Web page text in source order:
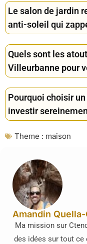
Le salon de jardin
anti-soleil qui
Quels sont les
Villeurbanne pour
Pourquoi choisir
investir
Theme : maison
Amandin
Ma mission sur
des idées sur tout ce